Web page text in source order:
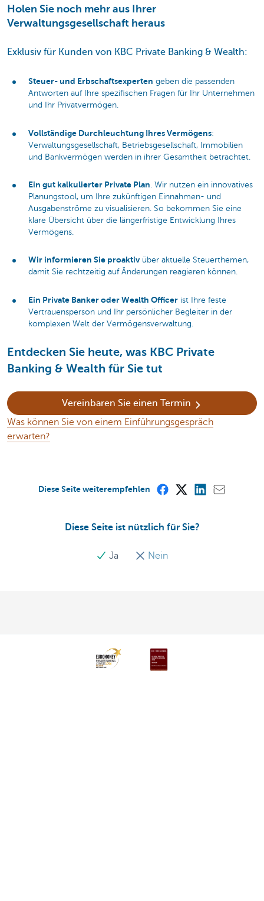
Holen Sie noch mehr aus Ihrer
Verwaltungsgesellschaft heraus
Exklusiv für Kunden von KBC Private Banking & Wealth:
Steuer- und Erbschaftsexperten geben die passenden
Antworten auf Ihre spezifischen Fragen für Ihr Unternehmen
und Ihr Privatvermögen.
Vollständige Durchleuchtung Ihres Vermögens:
Verwaltungsgesellschaft, Betriebsgesellschaft, Immobilien
und Bankvermögen werden in ihrer Gesamtheit betrachtet.
Ein gut kalkulierter Private Plan. Wir nutzen ein innovatives
Planungstool, um Ihre zukünftigen Einnahmen- und
Ausgabenströme zu visualisieren. So bekommen Sie eine
klare Übersicht über die längerfristige Entwicklung Ihres
Vermögens.
Wir informieren Sie proaktiv über aktuelle Steuerthemen,
damit Sie rechtzeitig auf Änderungen reagieren können.
Ein Private Banker oder Wealth Officer ist Ihre feste
Vertrauensperson und Ihr persönlicher Begleiter in der
komplexen Welt der Vermögensverwaltung.
Entdecken Sie heute, was KBC Private
Banking & Wealth für Sie tut
Vereinbaren Sie einen Termin
Was können Sie von einem Einführungsgespräch
erwarten?
Diese Seite ist nützlich für Sie?
Ja Nein
Diese Seite weiterempfehlen